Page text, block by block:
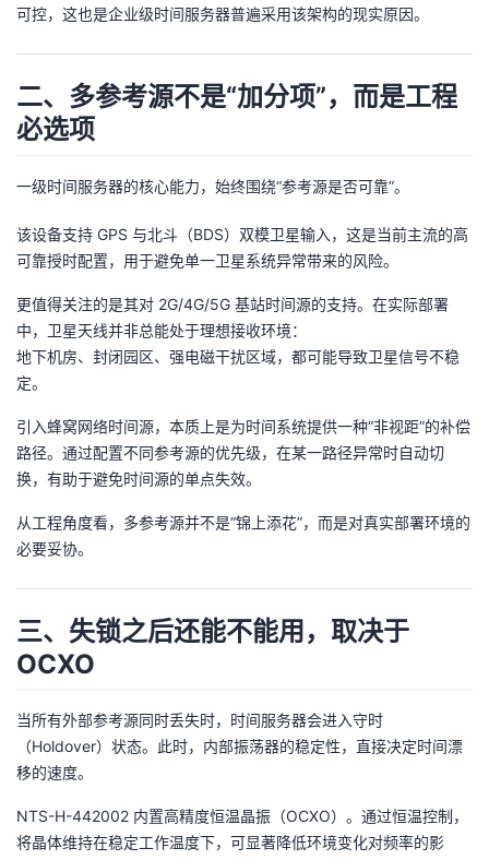
者
堂
的
程
我
认
的
验
我
收
藏
支
我
技
支
的
声
议
可控，这也是企业级时间服务器普遍采用该架构的现实原因。
二、多参考源不是“加分项”，而是工程
必选项
一级时间服务器的核心能力，始终围绕“参考源是否可靠”。
该设备支持 GPS 与北斗（BDS）双模卫星输入，这是当前主流的高
可靠授时配置，用于避免单一卫星系统异常带来的风险。
更值得关注的是其对 2G/4G/5G 基站时间源的支持。在实际部署
中，卫星天线并非总能处于理想接收环境：
地下机房、封闭园区、强电磁干扰区域，都可能导致卫星信号不稳
定。
引入蜂窝网络时间源，本质上是为时间系统提供一种“非视距”的补偿
路径。通过配置不同参考源的优先级，在某一路径异常时自动切
换，有助于避免时间源的单点失效。
从工程角度看，多参考源并不是“锦上添花”，而是对真实部署环境的
必要妥协。
三、失锁之后还能不能用，取决于
OCXO
当所有外部参考源同时丢失时，时间服务器会进入守时
（Holdover）状态。此时，内部振荡器的稳定性，直接决定时间漂
移的速度。
NTS-H-442002 内置高精度恒温晶振（OCXO）。通过恒温控制，
将晶体维持在稳定工作温度下，可显著降低环境变化对频率的影